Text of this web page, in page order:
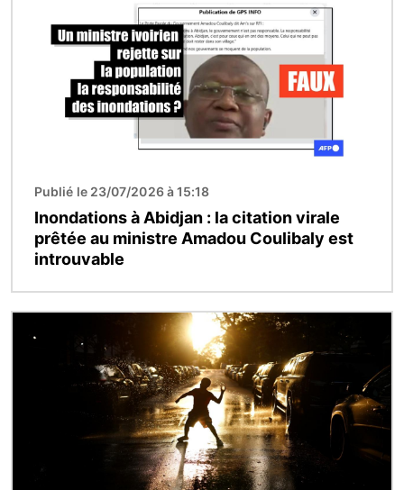
Publié le 23/07/2026 à 15:18
Inondations à Abidjan : la citation virale
prêtée au ministre Amadou Coulibaly est
introuvable